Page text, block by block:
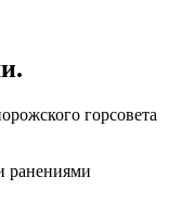
горсовета
ранениями